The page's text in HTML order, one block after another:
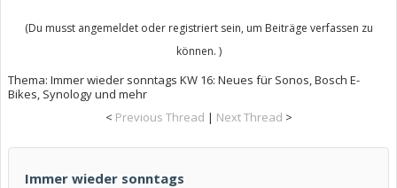
(Du musst angemeldet oder registriert sein, um Beiträge verfassen zu
können. )
Thema: Immer wieder sonntags KW 16: Neues für Sonos, Bosch E-
Bikes, Synology und mehr
< Previous Thread | Next Thread >
Immer wieder sonntags